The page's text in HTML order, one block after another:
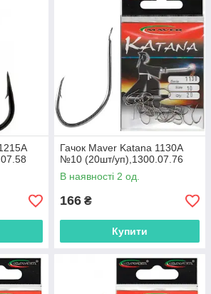
Гачок Maver Katana 1130A
№10 (20шт/уп),1300.07.76
В наявності 2 од.
166 ₴
Купити